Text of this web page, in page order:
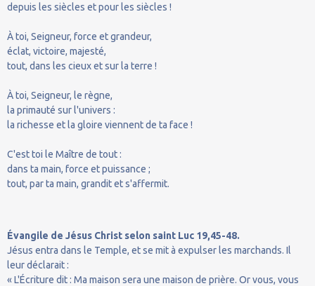
depuis les siècles et pour les siècles !
À toi, Seigneur, force et grandeur,
éclat, victoire, majesté,
tout, dans les cieux et sur la terre !
À toi, Seigneur, le règne,
la primauté sur l'univers :
la richesse et la gloire viennent de ta face !
C'est toi le Maître de tout :
dans ta main, force et puissance ;
tout, par ta main, grandit et s'affermit.
Évangile de Jésus Christ selon saint Luc 19,45-48.
Jésus entra dans le Temple, et se mit à expulser les marchands. Il
leur déclarait :
« L'Écriture dit : Ma maison sera une maison de prière. Or vous, vous